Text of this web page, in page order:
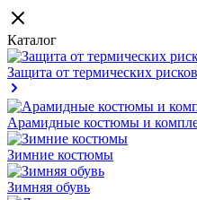
Каталог
Защита от термических
Арамидные костюмы и
Зимние костюмы
Зимняя обувь